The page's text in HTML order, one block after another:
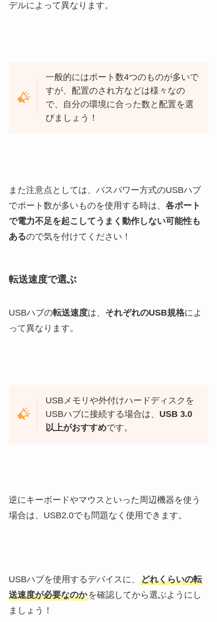
デルによって異なります。
一般的にはポート数4つのものが多いで
すが、配置のされ方などは様々なの
で、自分の環境に合った数と配置を選
びましょう！
また注意点としては、バスパワー方式のUSBハブ
でポート数が多いものを使用する時は、 各ポート
で電力不足を起こしてうまく動作しない可能性も
あるので気を付けてください！
転送速度で選ぶ
USBハブの転送速度は、 それぞれのUSB規格によ
って異なります。
USBメモリや外付けハードディスクを
USBハブに接続する場合は、 USB 3.0
以上がおすすめです。
逆にキーボードやマウスといった周辺機器を使う
場合は、USB2.0でも問題なく使用できます。
USBハブを使用するデバイスに、 どれくらいの転
送速度が必要なのかを確認してから選ぶようにし
ましょう！